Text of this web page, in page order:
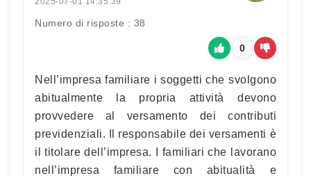
Numero di risposte : 38
0
Nell’impresa familiare i soggetti che svolgono
abitualmente la propria attività devono
provvedere al versamento dei contributi
previdenziali. Il responsabile dei versamenti è
il titolare dell’impresa. I familiari che lavorano
nell’impresa familiare con abitualità e